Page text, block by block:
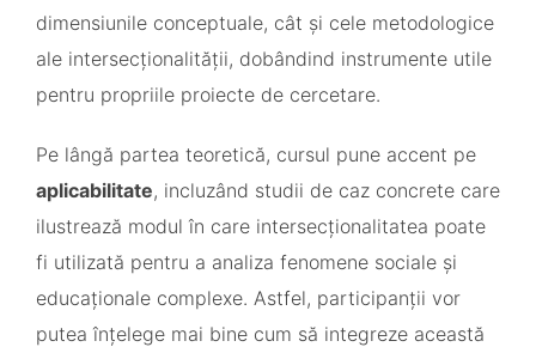
dimensiunile conceptuale, cât și cele metodologice
ale intersecționalității, dobândind instrumente utile
pentru propriile proiecte de cercetare.
Pe lângă partea teoretică, cursul pune accent pe
aplicabilitate, incluzând studii de caz concrete care
ilustrează modul în care intersecționalitatea poate
fi utilizată pentru a analiza fenomene sociale și
educaționale complexe. Astfel, participanții vor
putea înțelege mai bine cum să integreze această